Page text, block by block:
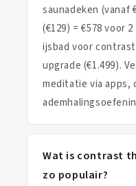
saunadeken (vanaf
(€129) = €578 voor
ijsbad voor
upgrade (€1.499).
meditatie via apps,
Wat is contrast
zo populair?